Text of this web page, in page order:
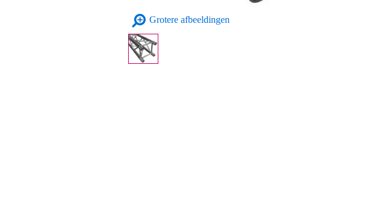
Grotere afbeeldingen